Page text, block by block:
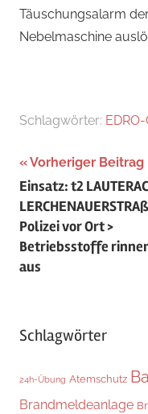
Täuschungsalarm
Nebelmaschine
Schlagwörter:
Vorheriger Beitrag
Einsatz: t2
Polizei vor Ort >
Betriebsstoffe
aus
Schlagwörter
24h-Übung Atemschutz
Brandmeldeanlage